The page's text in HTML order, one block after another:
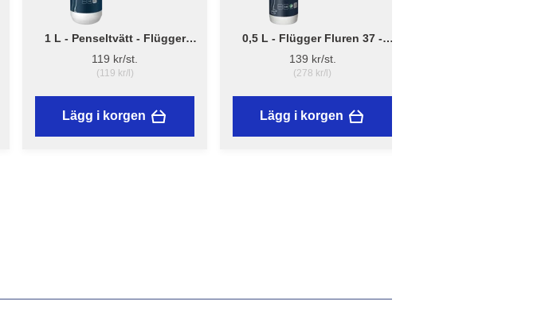
1 L - Penseltvätt - Flügger
Fluren 59
119 kr/st.
(119 kr/l)
Lägg i korgen
0,5 L - Flügger Fluren 37 -
Grundrengöring
139 kr/st.
(278 kr/l)
Lägg i korgen